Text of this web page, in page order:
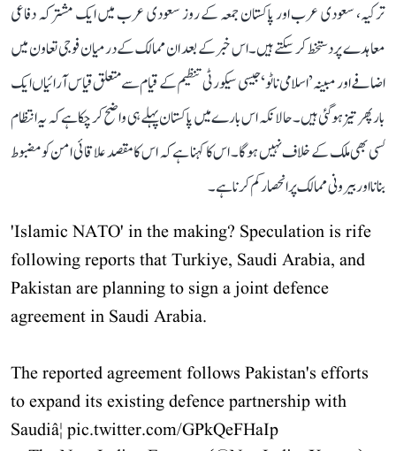
ترکیہ، سعودی عرب اور پاکستان جمعہ کے روز سعودی عرب میں ایک مشترکہ دفاعی
معاہدے پر دستخط کر سکتے ہیں۔ اس خبر کے بعد ان ممالک کے درمیان فوجی تعاون میں
اضافے اور مبینہ ’اسلامی ناٹو‘ جیسی سیکورٹی تنظیم کے قیام سے متعلق قیاس آرائیاں ایک
بار پھر تیز ہو گئی ہیں۔ حالانکہ اس بارے میں پاکستان پہلے ہی واضح کر چکا ہے کہ یہ انتظام
کسی بھی ملک کے خلاف نہیں ہوگا۔ اس کا کہنا ہے کہ اس کا مقصد علاقائی امن کو مضبوط
بنانا اور بیرونی ممالک پر انحصار کم کرنا ہے۔
'Islamic NATO' in the making? Speculation is rife
following reports that Turkiye, Saudi Arabia, and
Pakistan are planning to sign a joint defence
agreement in Saudi Arabia.
The reported agreement follows Pakistan's efforts
to expand its existing defence partnership with
Saudiâ¦ pic.twitter.com/GPkQeFHaIp